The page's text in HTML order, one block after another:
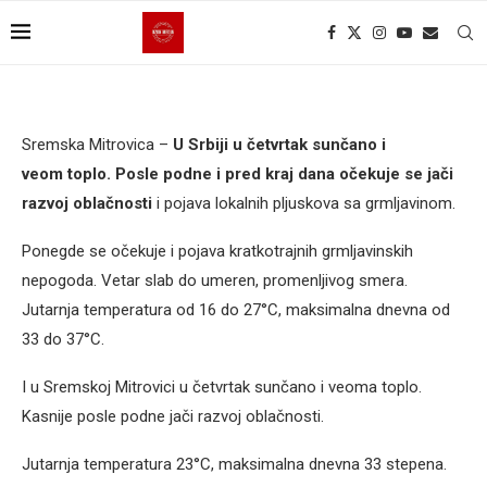
Sremska Mitrovica – U Srbiji u četvrtak sunčano i
veom toplo. Posle podne i pred kraj dana očekuje se jači
razvoj oblačnosti i pojava lokalnih pljuskova sa grmljavinom.
Ponegde se očekuje i pojava kratkotrajnih grmljavinskih
nepogoda. Vetar slab do umeren, promenljivog smera.
Jutarnja temperatura od 16 do 27°C, maksimalna dnevna od
33 do 37°C.
I u Sremskoj Mitrovici u četvrtak sunčano i veoma toplo.
Kasnije posle podne jači razvoj oblačnosti.
Jutarnja temperatura 23°C, maksimalna dnevna 33 stepena.